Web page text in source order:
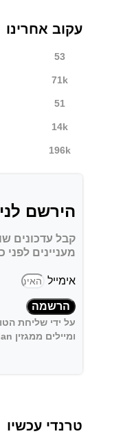
עקוב אחרינו
53
71k
51
14k
196k
הירשם
קבל עדכונים
מעניינים לפני
אימייל
הרשמה
על ידי שליחת
ומיילים ממגזין MoonMan (מבטיחים בלי ספאם :)
טרנדי עכשיו